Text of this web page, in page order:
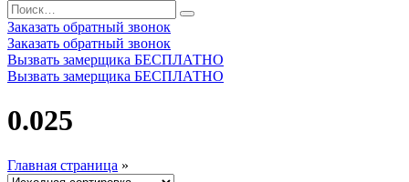
Заказать обратный звонок
Заказать обратный звонок
Вызвать замерщика БЕСПЛАТНО
Вызвать замерщика БЕСПЛАТНО
0.025
Главная страница »